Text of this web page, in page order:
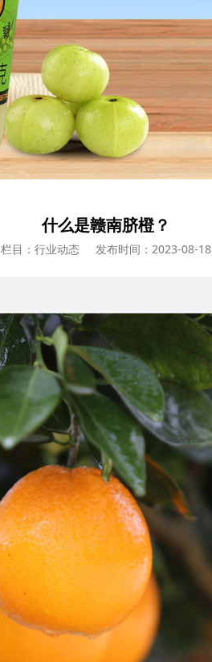
什么是赣南脐橙？
栏目：行业动态 发布时间：2023-08-18